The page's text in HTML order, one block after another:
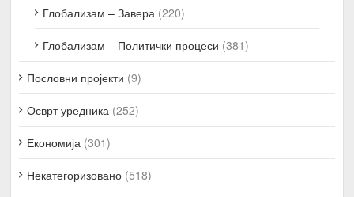
Глобализам – Завера (220)
Глобализам – Политички процеси (381)
Пословни пројекти (9)
Осврт уредника (252)
Економија (301)
Некатегоризовано (518)